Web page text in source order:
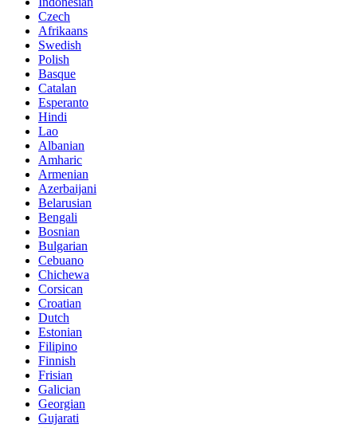
Czech
Afrikaans
Swedish
Polish
Basque
Catalan
Esperanto
Hindi
Lao
Albanian
Amharic
Armenian
Azerbaijani
Belarusian
Bengali
Bosnian
Bulgarian
Cebuano
Chichewa
Corsican
Croatian
Dutch
Estonian
Filipino
Finnish
Frisian
Galician
Georgian
Gujarati